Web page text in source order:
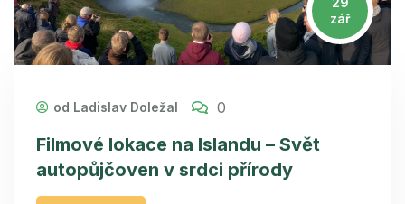
zář
od Ladislav Doležal 0
Filmové lokace na Islandu – Svět
autopůjčoven v srdci přírody